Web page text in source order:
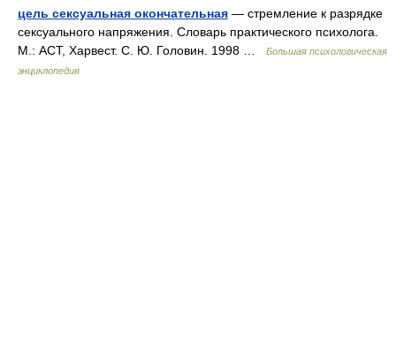
цель сексуальная окончательная — стремление к разрядке
сексуального напряжения. Словарь практического психолога.
М.: АСТ, Харвест. С. Ю. Головин. 1998 …
Большая психологическая
энциклопедия